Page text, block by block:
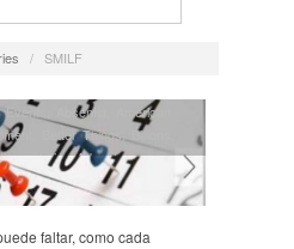
/ SMILF
Absentia
American
Better Things Billions
,Chilling Adventures of
,Deadly Class,Fam
Man Game of Thrones,
faltar, como cada